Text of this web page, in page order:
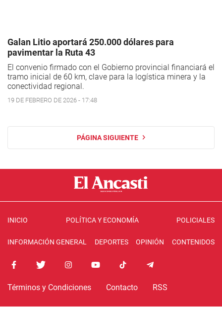
Galan Litio aportará 250.000 dólares para
pavimentar la Ruta 43
El convenio firmado con el Gobierno provincial financiará el
tramo inicial de 60 km, clave para la logística minera y la
conectividad regional.
19 DE FEBRERO DE 2026 - 17:48
PÁGINA SIGUIENTE
INICIO POLÍTICA Y ECONOMÍA POLICIALES
INFORMACIÓN GENERAL DEPORTES OPINIÓN CONTENIDOS
Términos y Condiciones Contacto RSS